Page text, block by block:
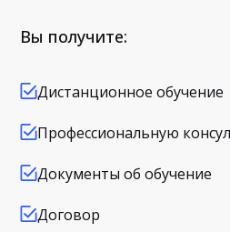
Вы получите:
Дистанционное обучение
Профессиональную
Документы об обучение
Договор